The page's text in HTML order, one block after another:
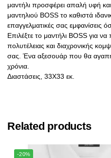
μαντήλι προσφέρει απαλή υφή
μαντηλιού BOSS το καθιστά
επαγγελματικές σας εμφανίσεις
Επιλέξτε το μαντήλι BOSS για
πολυτέλειας και διαχρονικής
σας. Ένα αξεσουάρ που θα
χρόνια.
Διαστάσεις, 33X33 εκ.
Related products
-20%